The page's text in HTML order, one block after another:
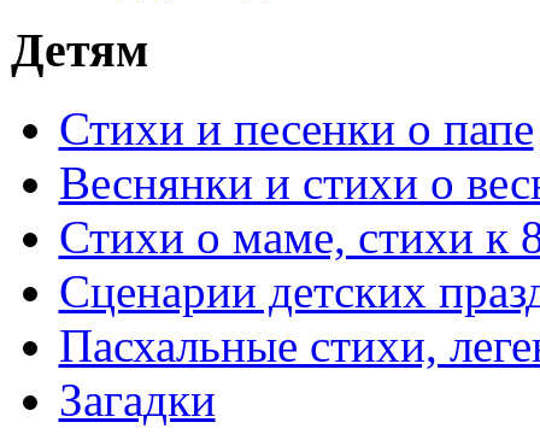
Детям
Стихи и песенки о папе
Веснянки и стихи о
Стихи о маме, стихи к
Сценарии детских
Пасхальные стихи,
Загадки